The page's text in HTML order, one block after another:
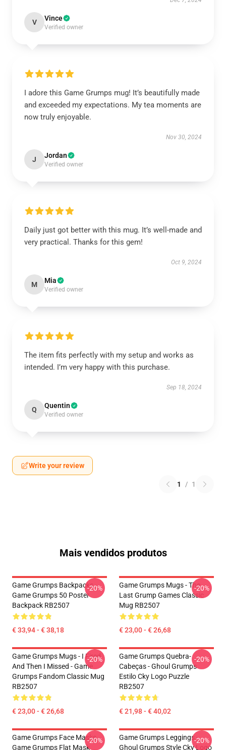
V Vince
Verified owner
I adore this Game Grumps mug! It’s beautifully made
and exceeded my expectations. My tea moments are
now truly enjoyable.
Nov 30, 2024
J Jordan
Verified owner
Daily just got better with this mug. It’s well-made and
very practical. Thanks for this gem!
Oct 9, 2024
M Mia
Verified owner
The item fits perfectly with my setup and works as
intended. I’m very happy with this purchase.
Sep 18, 2024
Q Quentin
Verified owner
Write your review
1 / 1
Mais vendidos produtos
Game Grumps Backpacks -
Game Grumps 50 Poster
Backpack RB2507
€ 33,94 - € 38,18
-20%
Game Grumps Mugs - The
Last Grump Games Classic
Mug RB2507
€ 23,00 - € 26,68
-20%
Game Grumps Mugs - I Fired
And Then I Missed - Game
Grumps Fandom Classic Mug
RB2507
€ 23,00 - € 26,68
-20%
Game Grumps Quebra-
Cabeças - Ghoul Grumps
Estilo Cky Logo Puzzle
RB2507
€ 21,98 - € 40,02
-20%
Game Grumps Face Masks -
Game Grumps Flat Mask
-20%
Game Grumps Leggings -
Ghoul Grumps Style Cky Logo
-20%